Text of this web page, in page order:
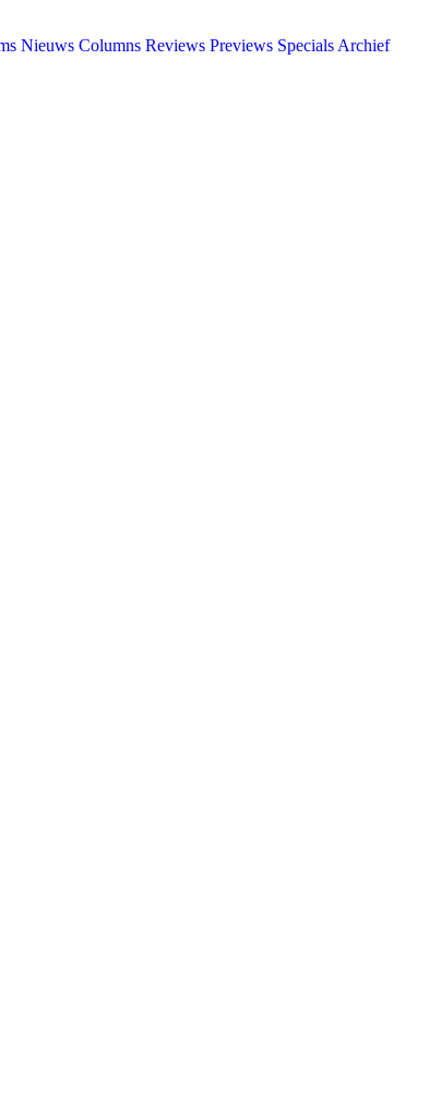
Nieuws Columns Reviews Previews Specials Archief